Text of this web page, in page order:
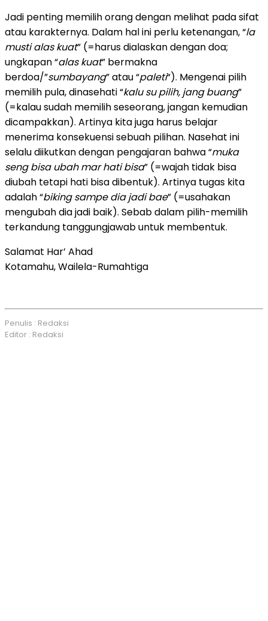
Jadi penting memilih orang dengan melihat pada sifat
atau karakternya. Dalam hal ini perlu ketenangan, “la
musti alas kuat” (=harus dialaskan dengan doa;
ungkapan “alas kuat” bermakna
berdoa/”sumbayang” atau “paleti“). Mengenai pilih
memilih pula, dinasehati “kalu su pilih, jang buang”
(=kalau sudah memilih seseorang, jangan kemudian
dicampakkan). Artinya kita juga harus belajar
menerima konsekuensi sebuah pilihan. Nasehat ini
selalu diikutkan dengan pengajaran bahwa “muka
seng bisa ubah mar hati bisa” (=wajah tidak bisa
diubah tetapi hati bisa dibentuk). Artinya tugas kita
adalah “biking sampe dia jadi bae” (=usahakan
mengubah dia jadi baik). Sebab dalam pilih-memilih
terkandung tanggungjawab untuk membentuk.
Salamat Har’ Ahad
Kotamahu, Wailela-Rumahtiga
Penulis : Redaksi
Editor : Redaksi